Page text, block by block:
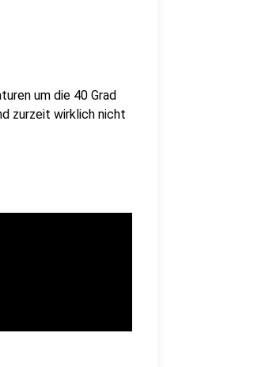
um die 40 Grad
zurzeit wirklich nicht